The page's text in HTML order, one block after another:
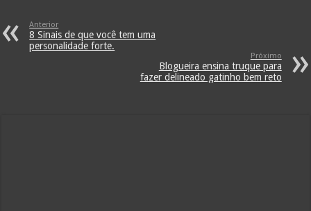
Anterior
8 Sinais de que você tem uma
personalidade forte.
Próximo
Blogueira ensina truque para
fazer delineado gatinho bem reto